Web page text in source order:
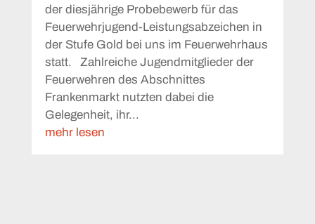
der diesjährige Probebewerb für das
Feuerwehrjugend-Leistungsabzeichen in
der Stufe Gold bei uns im Feuerwehrhaus
statt. Zahlreiche Jugendmitglieder der
Feuerwehren des Abschnittes
Frankenmarkt nutzten dabei die
Gelegenheit, ihr...
mehr lesen